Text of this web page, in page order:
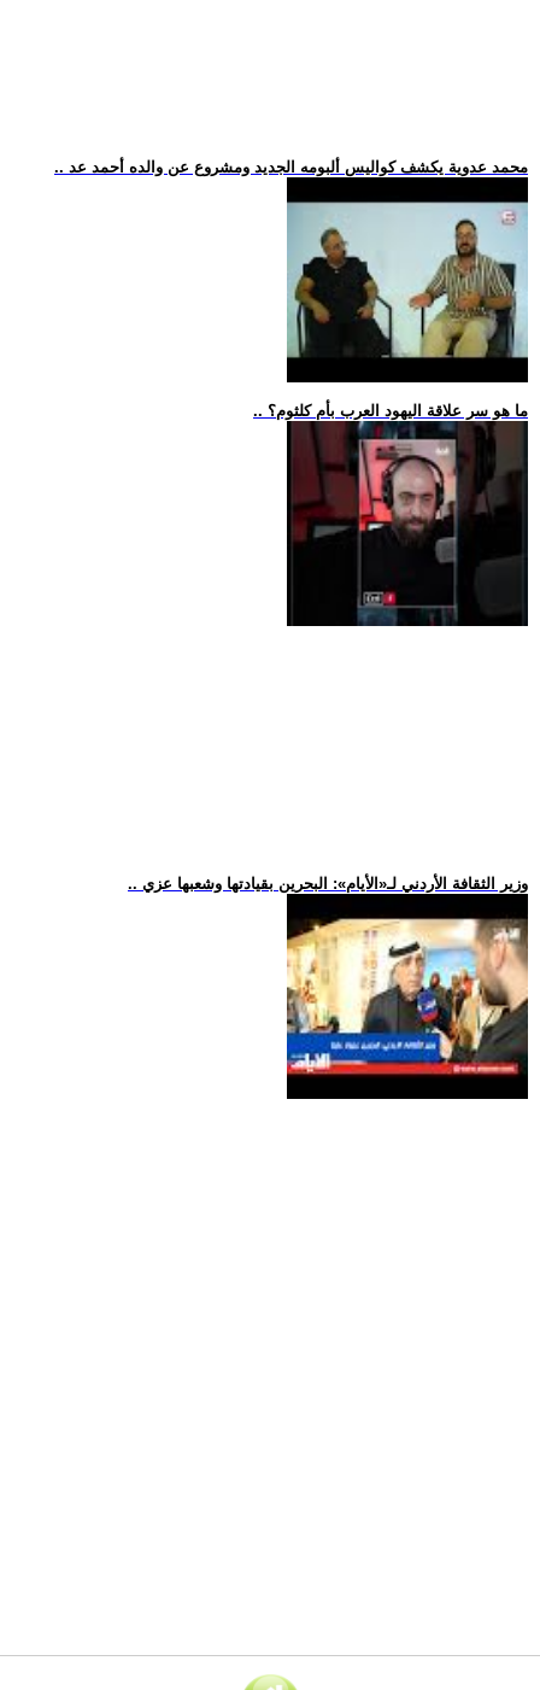
.. محمد عدوية يكشف كواليس ألبومه الجديد ومشروع عن والده أحمد عد
.. ما هو سر علاقة اليهود العرب بأم كلثوم؟
.. وزير الثقافة الأردني لـ«الأيام»: البحرين بقيادتها وشعبها عزي